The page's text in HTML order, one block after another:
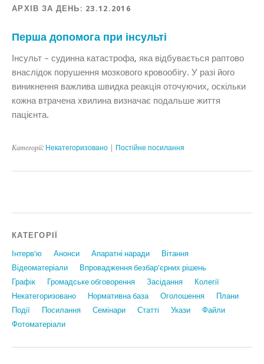
АРХІВ ЗА ДЕНЬ: 23.12.2016
Перша допомога при інсульті
Інсульт – судинна катастрофа, яка відбувається раптово
внаслідок порушення мозкового кровообігу. У разі його
виникнення важлива швидка реакція оточуючих, оскільки
кожна втрачена хвилина визначає подальше життя
пацієнта.
Категорії: Некатегоризовано Постійне посилання
КАТЕГОРІЇ
Інтерв'ю Анонси Апаратні наради
Вiтання
Відеоматеріали
Впровадження безбар'єрних рішень
Графiк
Громадське обговорення Засідання
Колегії
Некатегоризовано
Нормативна база Оголошення
Плани
Події
Посилання Семінари Статтi Укази
Файли
Фотоматеріали